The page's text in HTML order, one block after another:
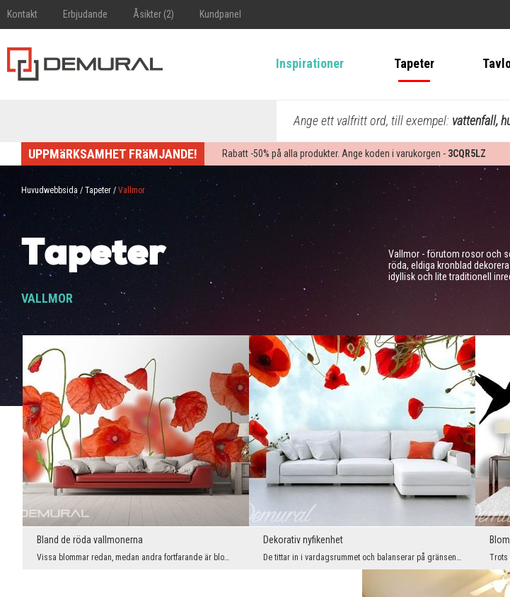
Kontakt Erbjudande Åsikter (2) Kundpanel
Inspirationer Tapeter
Ange ett valfritt ord, till exempel: vattenfall,
UPPMäRKSAMHET FRäMJANDE! Rabatt -50% på alla produkter. Ange koden i varukorgen - 3CQR5LZ
Huvudwebbsida / Tapeter / Vallmor
Tapeter
VALLMOR
Vallmor - förutom rosor och
röda, eldiga kronblad
idyllisk och lite traditionell
Bland de röda vallmonerna
Vissa blommar redan, medan andra fortfarande är blomknoppar. Tack vare detta får hela inredningen...
Dekorativ nyfikenhet
De tittar in i vardagsrummet och balanserar på gränsen mellan vänligt intresse och nyfikenhet. Me...